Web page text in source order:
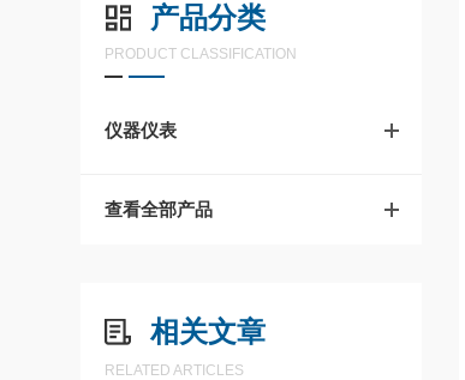
产品分类
PRODUCT CLASSIFICATION
仪器仪表
查看全部产品
相关文章
RELATED ARTICLES